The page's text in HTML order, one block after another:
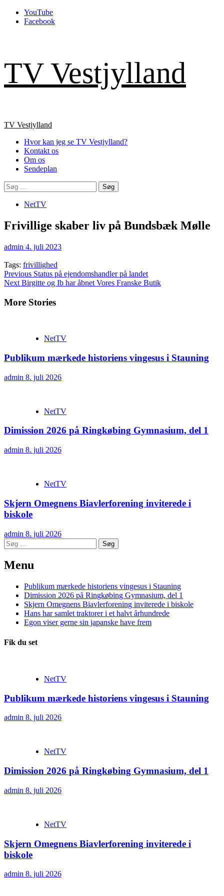
Skip
YouTube
Facebook
TV Vestjylland
Primary
TV Vestjylland
Hvor kan jeg se TV Vestjylland?
Kontakt os
Om os
Sendeplan
Søg
efter:
NetTV
Frivillige skaber liv på Bundsbæk Mølle
admin 4. juli 2023
Tags: frivillighed
Continue
Reading
Previous Status på ejendomshandler på landet
Next Birgitte og Ib har åbnet Vores Franske Butik
More Stories
NetTV
Publikum mærkede historiens vingesus i Stauning
admin 8. juli 2026
NetTV
Dimission 2026 på Ringkøbing Gymnasium, del 1
admin 8. juli 2026
NetTV
Skjern Omegnens Biavlerforening inviterede i
biskole
admin 8. juli 2026
Søg
efter:
Menu
Publikum mærkede historiens vingesus i Stauning
Dimission 2026 på Ringkøbing Gymnasium, del 1
Skjern Omegnens Biavlerforening inviterede i biskole
Hans har samlet traktorer i et halvt århundrede
Egon viser gerne sin japanske have frem
Fik du set
NetTV
Publikum mærkede historiens vingesus i Stauning
admin 8. juli 2026
NetTV
Dimission 2026 på Ringkøbing Gymnasium, del 1
admin 8. juli 2026
NetTV
Skjern Omegnens Biavlerforening inviterede i
biskole
admin 8. juli 2026